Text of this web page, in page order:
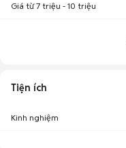
Giá từ 7 triệu - 10 triệu
Tiện ích
Kinh nghiệm